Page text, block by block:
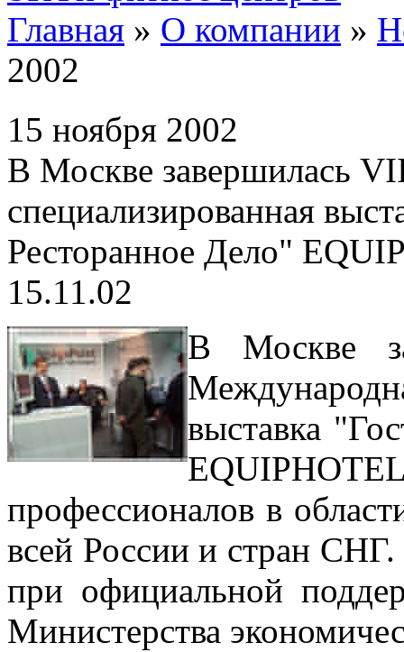
Главная » О компании »
2002
15 ноября 2002
В Москве завершилась
специализированная
Ресторанное Дело"
15.11.02
В Москве
выставка
профессионалов в
всей России и стран
при официальной
Министерства